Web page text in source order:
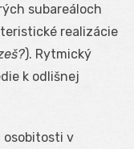
subareáloch
realizácie
). Rytmický
k odlišnej
osobitosti v